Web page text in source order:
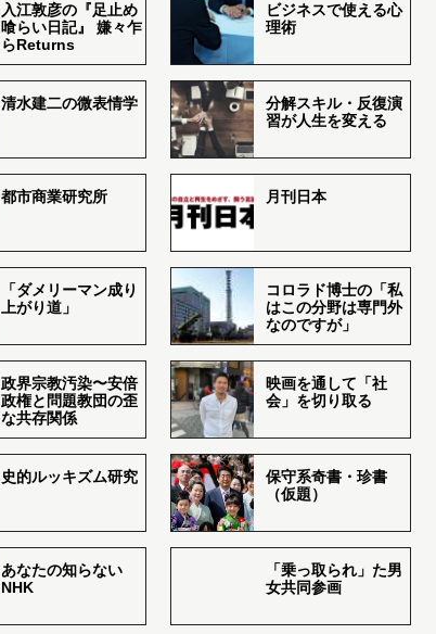
入江敦彦の『足止め
喰らい日記』 嫌々乍
らReturns
ビジネスで使える心
理術
清水建二の微表情学
分解スキル・反復演
習が人生を変える
都市商業研究所 月刊日本
「ダメリーマン成り
上がり道」
コロラド博士の「私
はこの分野は専門外
なのですが」
政界宗教汚染〜安倍
政権と問題教団の歪
な共存関係
映画を通して「社
会」を切り取る
史的ルッキズム研究
保守系奇書・珍書
（仮題）
あなたの知らない
NHK
「乗っ取られ」た男
女共同参画